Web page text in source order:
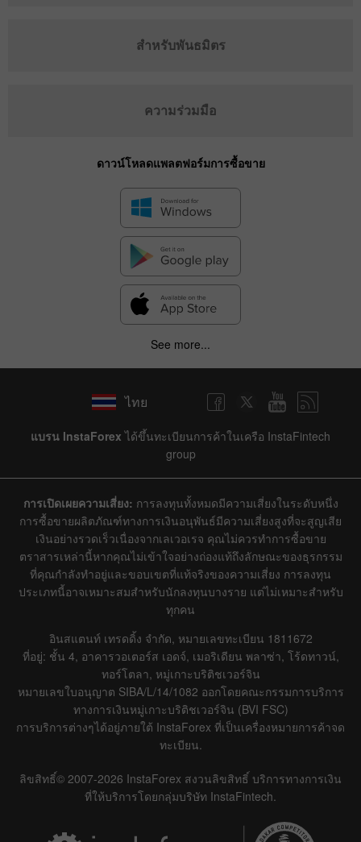
สำหรับพันธมิตร
ความร่วมมือ
ดาวน์โหลดแพลตฟอร์มการซื้อขาย
See more...
ไทย
แบรน InstaForex ได้ขึ้นทะเบียนการค้าในเครือ InstaFintech
group
การเปิดเผยความเสี่ยง: การลงทุนทั้งหมดมีความเสี่ยงในระดับหนึ่ง
การซื้อขายผลิตภัณฑ์ทางการเงินอนุพันธ์มีความเสี่ยงสูงที่จะสูญเสีย
เงินอย่างรวดเร็วเนื่องจากเลเวอเรจ คุณไม่ควรทำการซื้อขาย
ตราสารเหล่านี้หากคุณไม่เข้าใจอย่างถ่องแท้ถึงลักษณะของธุรกรรม
ที่คุณกำลังทำอยู่และขอบเขตที่แท้จริงของความเสี่ยง การลงทุน
ประเภทนี้อาจเหมาะสมสำหรับนักลงทุนบางราย แต่ไม่เหมาะสำหรับ
ทุกคน
อินสแตนท์ เทรดดิ้ง จำกัด, หมายเลขทะเบียน 1811672
ที่อยู่: ชั้น 4, อาคารวอเตอร์ส เอดจ์, เมอริเดียน พลาซ่า, โร้ดทาวน์,
ทอร์โตลา, หมู่เกาะบริติชเวอร์จิน
หมายเลขใบอนุญาต SIBA/L/14/1082 ออกโดยคณะกรรมการบริการ
ทางการเงินหมู่เกาะบริติชเวอร์จิน (BVI FSC)
การบริการต่างๆได้อยู่ภายใต้ InstaForex ที่เป็นเครื่องหมายการค้าจด
ทะเบียน.
ลิขสิทธิ์© 2007-2026 InstaForex สงวนลิขสิทธิ์ บริการทางการเงิน
ที่ให้บริการโดยกลุ่มบริษัท InstaFintech.